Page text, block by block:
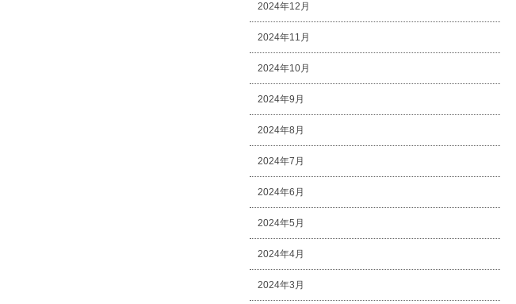
2024年12月
2024年11月
2024年10月
2024年9月
2024年8月
2024年7月
2024年6月
2024年5月
2024年4月
2024年3月